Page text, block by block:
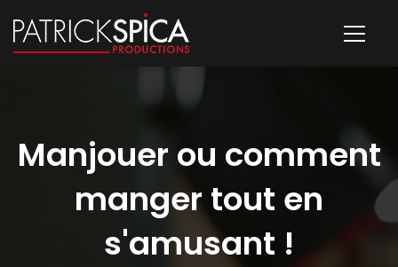
Manjouer ou comment
manger tout en
s'amusant !